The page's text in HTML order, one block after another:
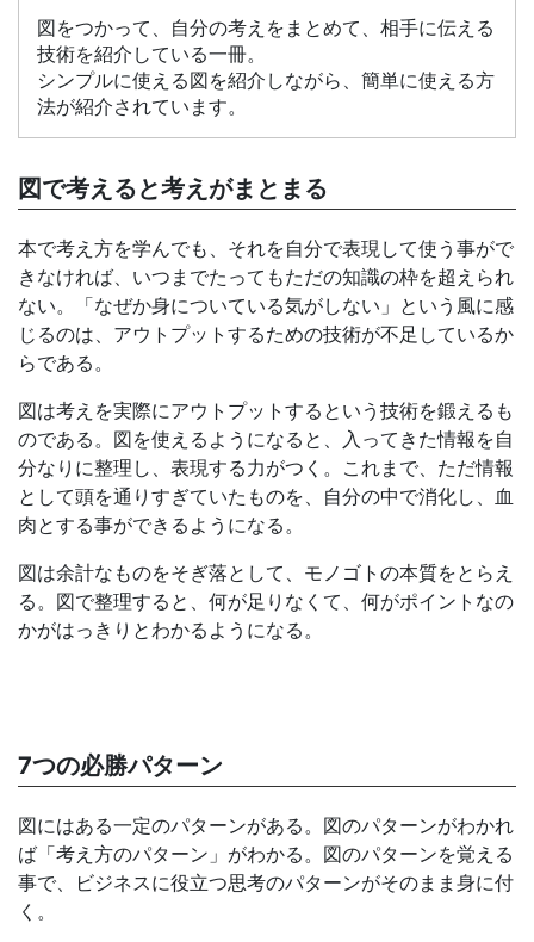
図をつかって、自分の考えをまとめて、相手に伝える
技術を紹介している一冊。
シンプルに使える図を紹介しながら、簡単に使える方
法が紹介されています。
図で考えると考えがまとまる
本で考え方を学んでも、それを自分で表現して使う事がで
きなければ、いつまでたってもただの知識の枠を超えられ
ない。「なぜか身についている気がしない」という風に感
じるのは、アウトプットするための技術が不足しているか
らである。
図は考えを実際にアウトプットするという技術を鍛えるも
のである。図を使えるようになると、入ってきた情報を自
分なりに整理し、表現する力がつく。これまで、ただ情報
として頭を通りすぎていたものを、自分の中で消化し、血
肉とする事ができるようになる。
図は余計なものをそぎ落として、モノゴトの本質をとらえ
る。図で整理すると、何が足りなくて、何がポイントなの
かがはっきりとわかるようになる。
7つの必勝パターン
図にはある一定のパターンがある。図のパターンがわかれ
ば「考え方のパターン」がわかる。図のパターンを覚える
事で、ビジネスに役立つ思考のパターンがそのまま身に付
く。